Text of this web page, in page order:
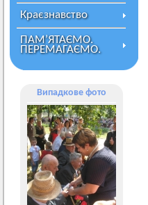
Краєзнавство
ПАМ’ЯТАЄМО.
ПЕРЕМАГАЄМО.
Випадкове фото